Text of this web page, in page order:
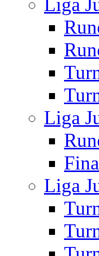
Liga
Liga